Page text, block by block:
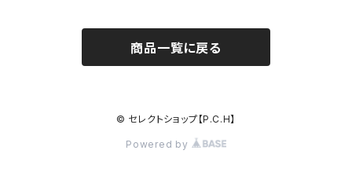
商品一覧に戻る
© セレクトショップ【P.C.H】
Powered by